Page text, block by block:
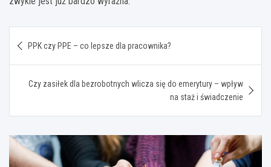
wpisu
PPK czy PPE – co lepsze dla pracownika?
Czy zasiłek dla bezrobotnych wlicza się do emerytury – wpływ
na staż i świadczenie